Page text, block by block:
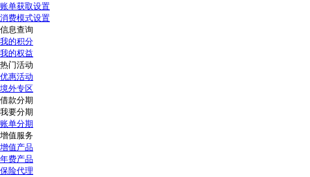
账单获取设置
消费模式设置
信息查询
我的积分
我的权益
热门活动
优惠活动
境外专区
借款分期
我要分期
账单分期
增值服务
增值产品
年费产品
保险代理